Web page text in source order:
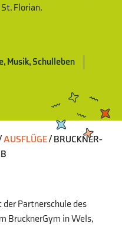
Florian.
, Musik, Schulleben
AUSFLÜGE/ BRUCKNER-
Partnerschule des
BrucknerGym in Wels,